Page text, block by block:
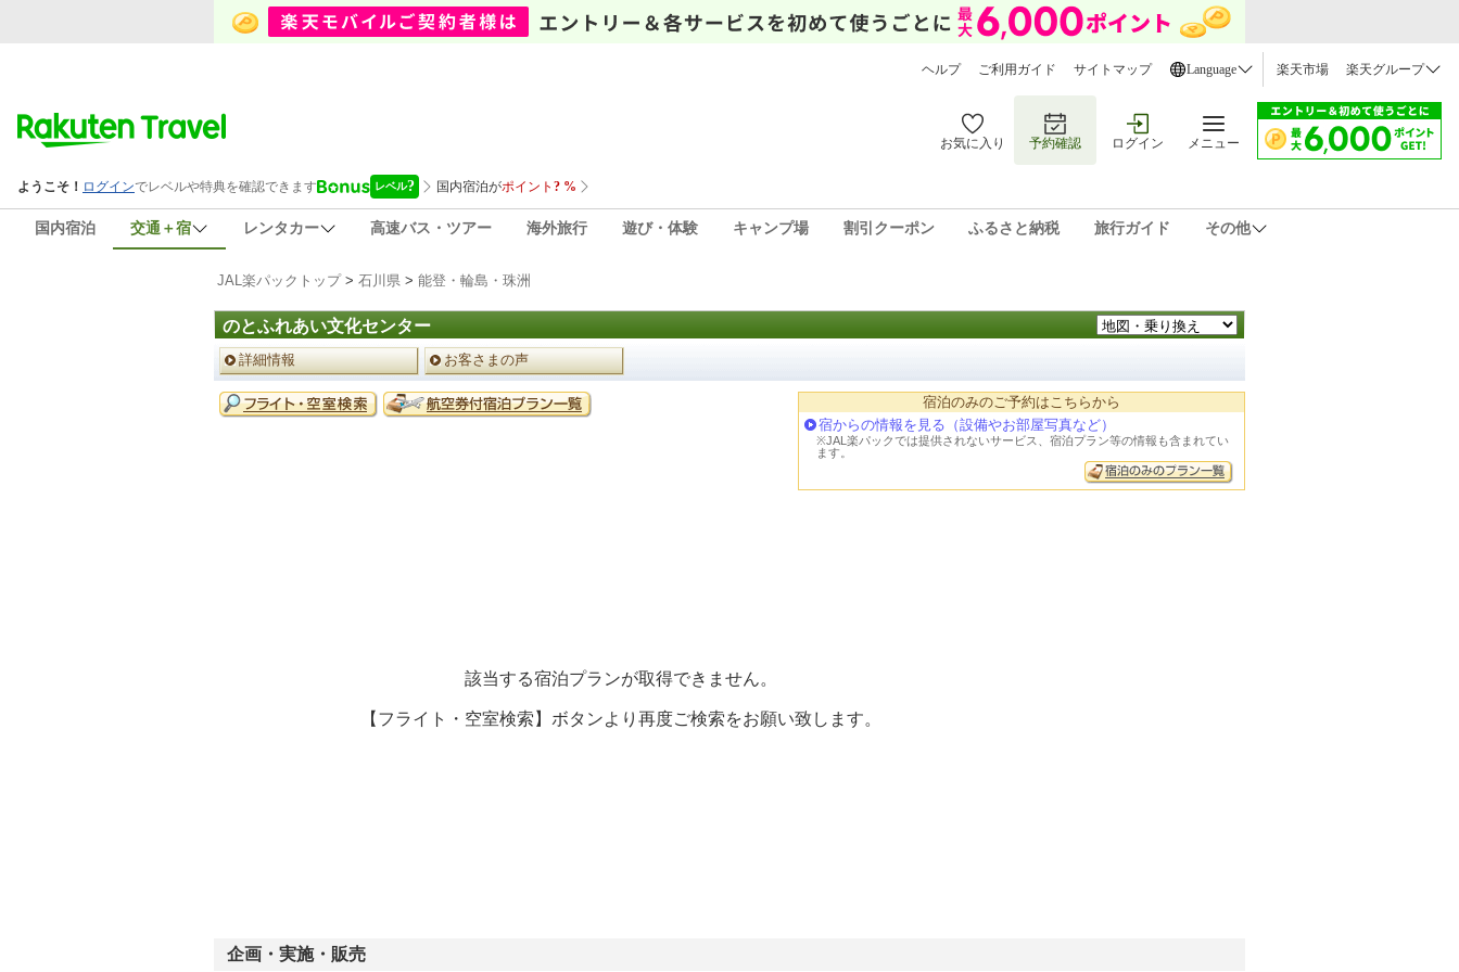
ヘルプ ご利用ガイド サイトマップ Language 楽天市場 楽天グループ
お気に入り 予約確認 ログイン メニュー
国内宿泊 交通＋宿 レンタカー 高速バス・ツアー 海外旅行 遊び・体験 キャンプ場 割引クーポン ふるさと納税 旅行ガイド その他
JAL楽パックトップ> 石川県 > 能登・輪島・珠洲
のとふれあい文化センター
ペ
ー
ジ
メ
ニ
詳細情報 お客さまの声
予
約
宿泊のみのご予約はこちらから
宿からの情報を見る（設備やお部屋写真など）
※JAL楽パックでは提供されないサービス、宿泊プラン等の情報も含まれてい
ます。
該当する宿泊プランが取得できません。
【フライト・空室検索】ボタンより再度ご検索をお願い致します。
企画・実施・販売